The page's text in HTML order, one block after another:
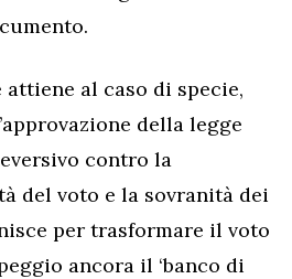
attiene al caso di specie,
della legge
contro la
del voto e la sovranità dei
per trasformare il voto
ancora il ‘banco di